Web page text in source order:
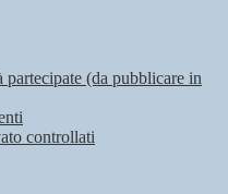
partecipate (da pubblicare in
controllati